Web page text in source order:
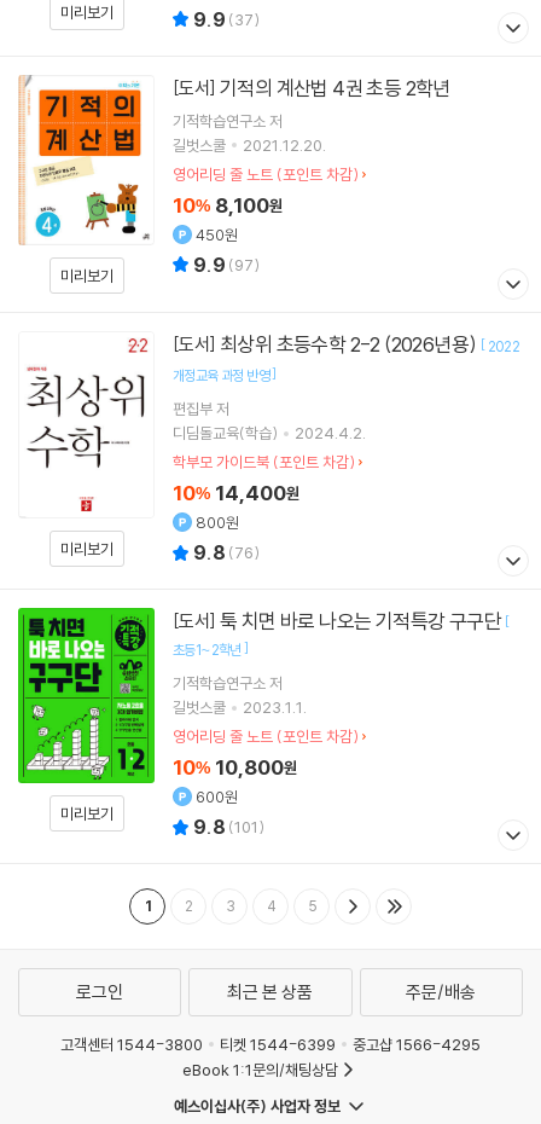
미리보기 9.9 (37)
미리보기
[도서] 기적의 계산법 4권 초등 2학년
기적학습연구소 저
길벗스쿨
2021.12.20.
영어리딩 줄 노트 (포인트 차감)
10% 8,100원
450원
9.9 (97)
미리보기
[도서] 최상위 초등수학 2-2 (2026년용) [ 2022
개정교육 과정 반영]
편집부 저
디딤돌교육(학습)
2024.4.2.
학부모 가이드북 (포인트 차감)
10% 14,400원
800원
9.8 (76)
미리보기
[도서] 툭 치면 바로 나오는 기적특강 구구단 [
초등1~2학년 ]
기적학습연구소 저
길벗스쿨
2023.1.1.
영어리딩 줄 노트 (포인트 차감)
10% 10,800원
600원
9.8 (101)
1 2 3 4 5
로그인 최근 본 상품 주문/배송
고객센터 1544-3800 티켓 1544-6399
중고샵 1566-4295
eBook 1:1문의/채팅상담
예스이십사(주) 사업자 정보